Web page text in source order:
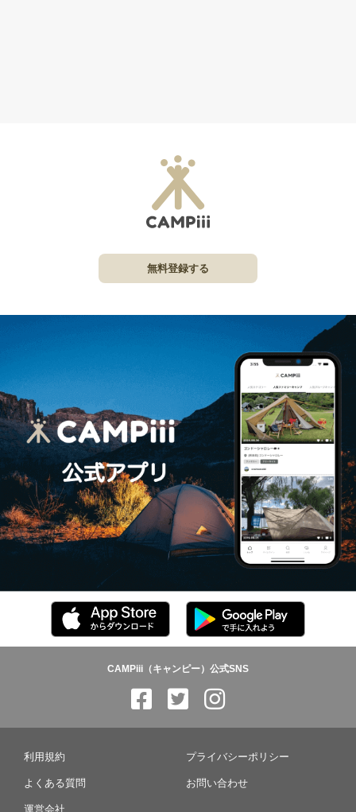
無料登録する
CAMPiii（キャンピー）公式SNS
利用規約 プライバシーポリシー
よくある質問 お問い合わせ
運営会社